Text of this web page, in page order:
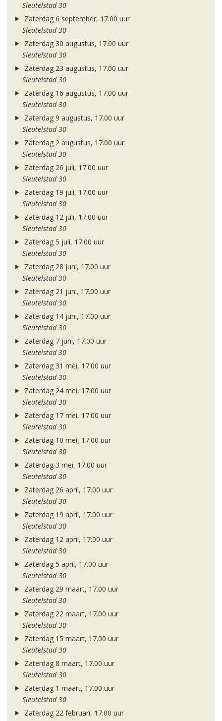
Sleutelstad 30
Zaterdag 6 september, 17.00 uur
Sleutelstad 30
Zaterdag 30 augustus, 17.00 uur
Sleutelstad 30
Zaterdag 23 augustus, 17.00 uur
Sleutelstad 30
Zaterdag 16 augustus, 17.00 uur
Sleutelstad 30
Zaterdag 9 augustus, 17.00 uur
Sleutelstad 30
Zaterdag 2 augustus, 17.00 uur
Sleutelstad 30
Zaterdag 26 juli, 17.00 uur
Sleutelstad 30
Zaterdag 19 juli, 17.00 uur
Sleutelstad 30
Zaterdag 12 juli, 17.00 uur
Sleutelstad 30
Zaterdag 5 juli, 17.00 uur
Sleutelstad 30
Zaterdag 28 juni, 17.00 uur
Sleutelstad 30
Zaterdag 21 juni, 17.00 uur
Sleutelstad 30
Zaterdag 14 juni, 17.00 uur
Sleutelstad 30
Zaterdag 7 juni, 17.00 uur
Sleutelstad 30
Zaterdag 31 mei, 17.00 uur
Sleutelstad 30
Zaterdag 24 mei, 17.00 uur
Sleutelstad 30
Zaterdag 17 mei, 17.00 uur
Sleutelstad 30
Zaterdag 10 mei, 17.00 uur
Sleutelstad 30
Zaterdag 3 mei, 17.00 uur
Sleutelstad 30
Zaterdag 26 april, 17.00 uur
Sleutelstad 30
Zaterdag 19 april, 17.00 uur
Sleutelstad 30
Zaterdag 12 april, 17.00 uur
Sleutelstad 30
Zaterdag 5 april, 17.00 uur
Sleutelstad 30
Zaterdag 29 maart, 17.00 uur
Sleutelstad 30
Zaterdag 22 maart, 17.00 uur
Sleutelstad 30
Zaterdag 15 maart, 17.00 uur
Sleutelstad 30
Zaterdag 8 maart, 17.00 uur
Sleutelstad 30
Zaterdag 1 maart, 17.00 uur
Sleutelstad 30
Zaterdag 22 februari, 17.00 uur